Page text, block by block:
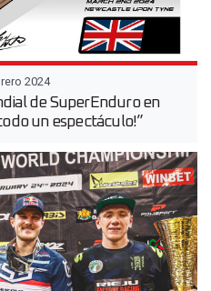
2024
de SuperEnduro en
un espectáculo!”